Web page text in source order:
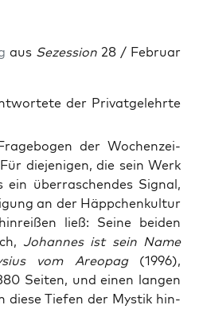
aus Sezession 28 / Februar
der Privatgelehrte
der Wochen­zei­
die­je­ni­gen, die sein Werk
ein über­ra­schen­des Signal,
an der Häpp­chen­kul­tur
ließ: Sei­ne bei­den
Johan­nes ist sein Name
vom Areo­pag(1996),
Sei­ten, und einen lan­gen
die­se Tie­fen der Mys­tik hin­